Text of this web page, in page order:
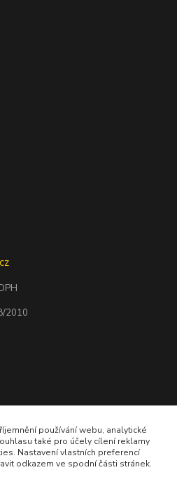
2010
- 11,30 hod.
používání webu, analytické
také pro účely cílení reklamy
Nastavení vlastních preferencí
odkazem ve spodní části stránek.